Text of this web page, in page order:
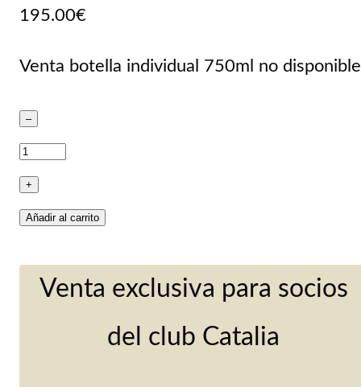
195.00€
Venta botella individual 750ml no disponible
–
Selección
Valtravieso
caja
+
Añadir al carrito
Venta exclusiva para socios
del club Catalia